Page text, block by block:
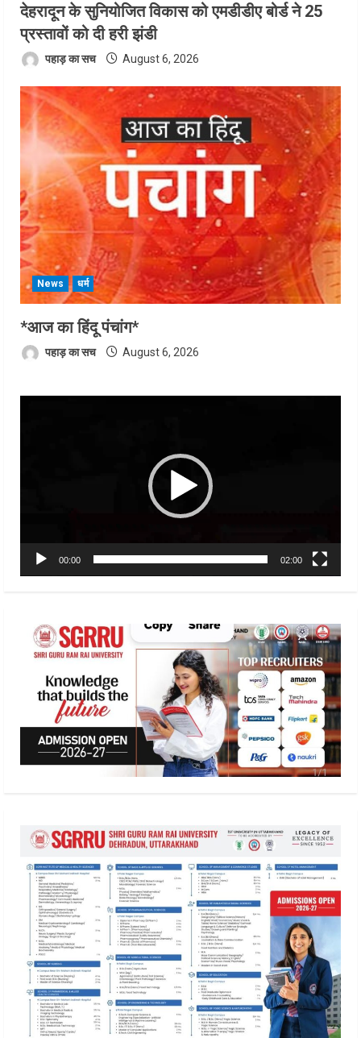
देहरादून के सुनियोजित विकास को एमडीडीए बोर्ड ने 25
प्रस्तावों को दी हरी झंडी
पहाड़ का सच August 6, 2026
News धर्म
*आज का हिंदू पंचांग*
पहाड़ का सच August 6, 2026
00:00 02:00